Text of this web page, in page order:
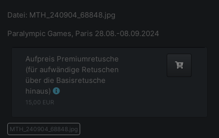
Datei: MTH_240904_68848.jpg
Paralympic Games, Paris 28.08.-08.09.2024
Aufpreis Premiumretusche
(für aufwändige Retuschen
über die Basisretusche
hinaus)
15,00 EUR
MTH_240904_68848.jpg